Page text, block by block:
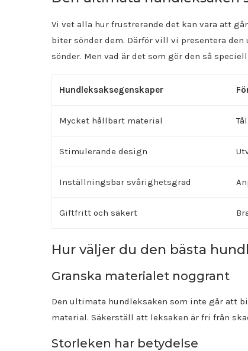
Vi vet alla hur frustrerande det kan vara att
biter sönder dem. Därför vill vi presentera
sönder. Men vad är det som gör den så
Hundleksaksegenskaper
Mycket hållbart material
Stimulerande design
Inställningsbar svårighetsgrad
Giftfritt och säkert
Hur väljer du den bästa
Granska materialet noggrant
Den ultimata hundleksaken som inte går att
material. Säkerställ att leksaken är fri från
Storleken har betydelse